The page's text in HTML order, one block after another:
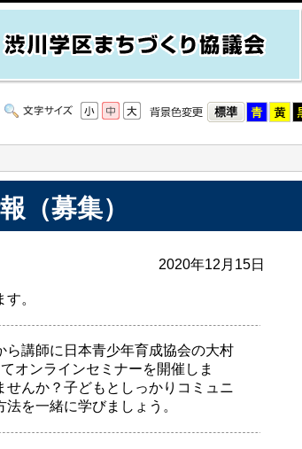
（募集）
2020年12月15日
。
講師に日本青少年育成協会の大村
オンラインセミナーを開催しま
んか？子どもとしっかりコミュニ
を一緒に学びましょう。